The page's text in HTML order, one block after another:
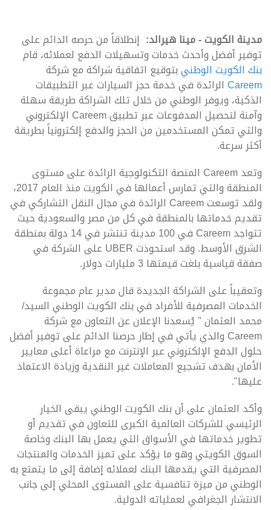
مدينة الكويت - مينا هيرالد:
إنطلاقاً من حرصه الدائم على
توفير أفضل وأحدث خدمات وتسهيلات الدفع لعملائه، قام
بنك الكويت الوطنيبتوقيع اتفاقية شراكة مع شركة
Careemالرائدة في خدمة حجز السيارات عبر التطبيقات
الذكية، ويوفر الوطني من خلال تلك الشراكة طريقة سهلة
وآمنة لتحصيل المدفوعات عبر تطبيق Careem الإلكتروني
والتي تمكن المستخدمين من الحجز والدفع إلكترونياً بطريقة
أكثر سرعة.
وتعد Careem المنصة التكنولوجية الرائدة على مستوى
المنطقة والتي تمارس أعمالها في الكويت منذ العام 2017،
ولقد توسعت Careem الرائدة في مجال النقل التشاركي في
تقديم خدماتها بالمنطقة في كل من مصر والسعودية حيث
تتواجد Careem في 100 مدينة تنتشر في 14 دولة بمنطقة
الشرق الأوسط. وقد استحوذت UBER على الشركة في
صفقة قياسية بلغت قيمتها 3 مليارات دولار.
وتعقيباً على الشراكة الجديدة قال مدير عام مجموعة
الخدمات المصرفية للأفراد في بنك الكويت الوطني السيد/
محمد العثمان " يُسعدنا الإعلان عن التعاون مع شركة
Careem والذي يأتي في إطار حرصنا الدائم على توفير أفضل
حلول الدفع الإلكتروني عبر الإنترنت مع مراعاة أعلى معايير
الأمان بهدف تشجيع المعاملات غير النقدية وزيادة الاعتماد
عليها".
وأكد العثمان على أن بنك الكويت الوطني يبقى الخيار
الرئيسي للشركات العالمية الكبرى للتعاون في تقديم أو
تطوير خدماتها في الأسواق التي يعمل بها البنك وخاصة
السوق الكويتي وهو ما يؤكد على تميز الخدمات والمنتجات
المصرفية التي يقدمها البنك لعملائه إضافة إلى ما يتمتع به
الوطني من ميزة تنافسية على المستوى المحلي إلى جانب
الانتشار الجغرافي لعملياته الدولية.